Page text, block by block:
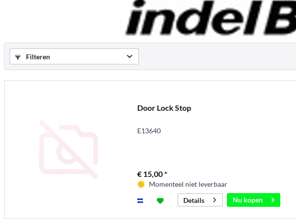
Filteren
Door Lock Stop
E13640
€ 15,00 *
Momenteel niet leverbaar
Details
Nu kopen